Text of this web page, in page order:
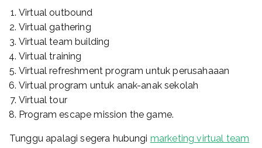
Virtual outbound
Virtual gathering
Virtual team building
Virtual training
Virtual refreshment program untuk perusahaaan
Virtual program untuk anak-anak sekolah
Virtual tour
Program escape mission the game.
Tunggu apalagi segera hubungi marketing virtual team